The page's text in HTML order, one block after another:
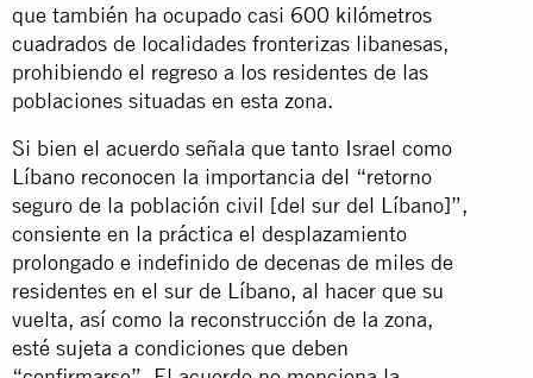
que también ha ocupado casi 600 kilómetros
cuadrados de localidades fronterizas libanesas,
prohibiendo el regreso a los residentes de las
poblaciones situadas en esta zona.
Si bien el acuerdo señala que tanto Israel como
Líbano reconocen la importancia del “retorno
seguro de la población civil [del sur del Líbano]”,
consiente en la práctica el desplazamiento
prolongado e indefinido de decenas de miles de
residentes en el sur de Líbano, al hacer que su
vuelta, así como la reconstrucción de la zona,
esté sujeta a condiciones que deben